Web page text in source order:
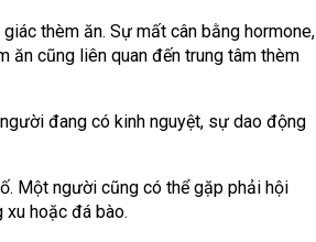
thèm ăn. Sự mất cân bằng hormone,
ăn cũng liên quan đến trung tâm thèm
đang có kinh nguyệt, sự dao động
Một người cũng có thể gặp phải hội
hoặc đá bào.